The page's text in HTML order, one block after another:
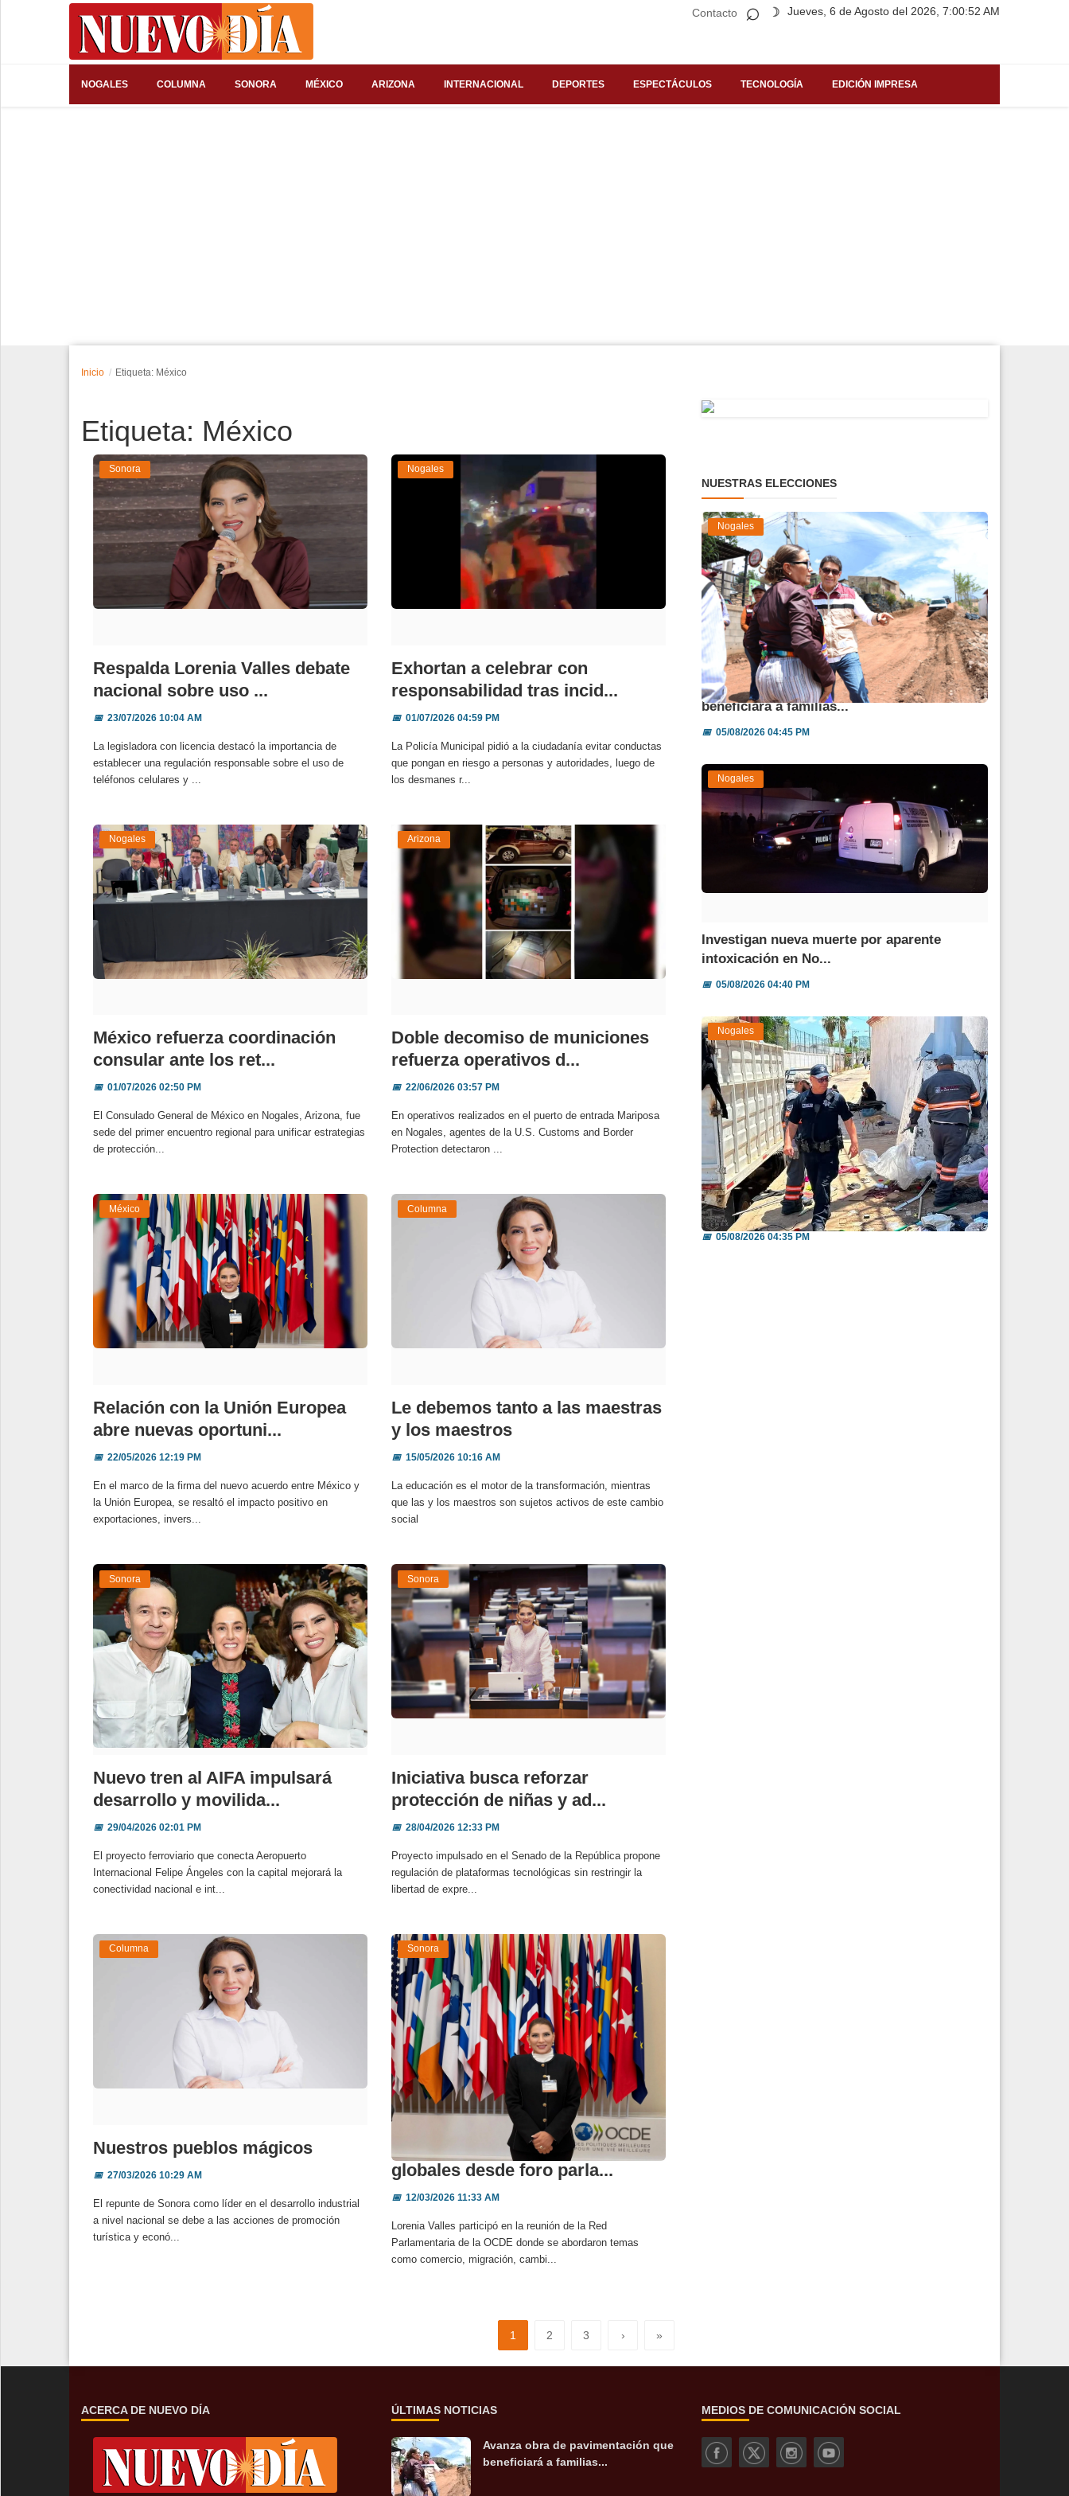
Contacto Jueves, 6 de Agosto del 2026, 7:00:52 AM
⌕ ☽
NOGALES COLUMNA SONORA MÉXICO ARIZONA INTERNACIONAL DEPORTES ESPECTÁCULOS TECNOLOGÍA EDICIÓN IMPRESA
Edición Impresa
Inicio Etiqueta: México
Etiqueta: México
Sonora
Respalda Lorenia Valles debate
nacional sobre uso ...
📅23/07/2026 10:04 AM
La legisladora con licencia destacó la importancia de
establecer una regulación responsable sobre el uso de
teléfonos celulares y ...
Nogales
Exhortan a celebrar con
responsabilidad tras incid...
📅01/07/2026 04:59 PM
La Policía Municipal pidió a la ciudadanía evitar conductas
que pongan en riesgo a personas y autoridades, luego de
los desmanes r...
Nogales
México refuerza coordinación
consular ante los ret...
📅01/07/2026 02:50 PM
El Consulado General de México en Nogales, Arizona, fue
sede del primer encuentro regional para unificar estrategias
de protección...
Arizona
Doble decomiso de municiones
refuerza operativos d...
📅22/06/2026 03:57 PM
En operativos realizados en el puerto de entrada Mariposa
en Nogales, agentes de la U.S. Customs and Border
Protection detectaron ...
México
Relación con la Unión Europea
abre nuevas oportuni...
📅22/05/2026 12:19 PM
En el marco de la firma del nuevo acuerdo entre México y
la Unión Europea, se resaltó el impacto positivo en
exportaciones, invers...
Columna
Le debemos tanto a las maestras
y los maestros
📅15/05/2026 10:16 AM
La educación es el motor de la transformación, mientras
que las y los maestros son sujetos activos de este cambio
social
Sonora
Nuevo tren al AIFA impulsará
desarrollo y movilida...
📅29/04/2026 02:01 PM
El proyecto ferroviario que conecta Aeropuerto
Internacional Felipe Ángeles con la capital mejorará la
conectividad nacional e int...
Sonora
Iniciativa busca reforzar
protección de niñas y ad...
📅28/04/2026 12:33 PM
Proyecto impulsado en el Senado de la República propone
regulación de plataformas tecnológicas sin restringir la
libertad de expre...
Columna
Nuestros pueblos mágicos
📅27/03/2026 10:29 AM
El repunte de Sonora como líder en el desarrollo industrial
a nivel nacional se debe a las acciones de promoción
turística y econó...
Sonora
Senado atento a desafíos
globales desde foro parla...
📅12/03/2026 11:33 AM
Lorenia Valles participó en la reunión de la Red
Parlamentaria de la OCDE donde se abordaron temas
como comercio, migración, cambi...
1 2 3 › »
NUESTRAS ELECCIONES
Nogales
Avanza obra de pavimentación que
beneficiará a familias...
📅05/08/2026 04:45 PM
Nogales
Investigan nueva muerte por aparente
intoxicación en No...
📅05/08/2026 04:40 PM
Nogales
Invitan a reportar espacios públicos
invadidos a través...
📅05/08/2026 04:35 PM
ACERCA DE NUEVO DÍA ÚLTIMAS NOTICIAS
Avanza obra de pavimentación que
beneficiará a familias...
MEDIOS DE COMUNICACIÓN SOCIAL